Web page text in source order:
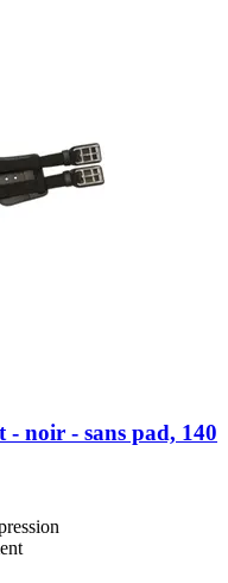
-​ noir -​ sans pad, 140